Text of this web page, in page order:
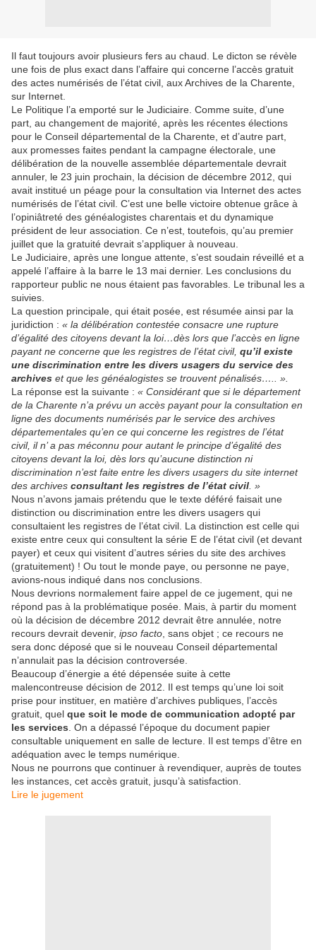
Il faut toujours avoir plusieurs fers au chaud. Le dicton se révèle
une fois de plus exact dans l’affaire qui concerne l’accès gratuit
des actes numérisés de l’état civil, aux Archives de la Charente,
sur Internet.
Le Politique l’a emporté sur le Judiciaire. Comme suite, d’une
part, au changement de majorité, après les récentes élections
pour le Conseil départemental de la Charente, et d’autre part,
aux promesses faites pendant la campagne électorale, une
délibération de la nouvelle assemblée départementale devrait
annuler, le 23 juin prochain, la décision de décembre 2012, qui
avait institué un péage pour la consultation via Internet des actes
numérisés de l’état civil. C’est une belle victoire obtenue grâce à
l’opiniâtreté des généalogistes charentais et du dynamique
président de leur association. Ce n’est, toutefois, qu’au premier
juillet que la gratuité devrait s’appliquer à nouveau.
Le Judiciaire, après une longue attente, s’est soudain réveillé et a
appelé l’affaire à la barre le 13 mai dernier. Les conclusions du
rapporteur public ne nous étaient pas favorables. Le tribunal les a
suivies.
La question principale, qui était posée, est résumée ainsi par la
juridiction : « la délibération contestée consacre une rupture
d’égalité des citoyens devant la loi…dès lors que l’accès en ligne
payant ne concerne que les registres de l’état civil, qu’il existe
une discrimination entre les divers usagers du service des
archives et que les généalogistes se trouvent pénalisés….. ».
La réponse est la suivante : « Considérant que si le département
de la Charente n’a prévu un accès payant pour la consultation en
ligne des documents numérisés par le service des archives
départementales qu’en ce qui concerne les registres de l’état
civil, il n’ a pas méconnu pour autant le principe d’égalité des
citoyens devant la loi, dès lors qu’aucune distinction ni
discrimination n’est faite entre les divers usagers du site internet
des archives consultant les registres de l’état civil . »
Nous n’avons jamais prétendu que le texte déféré faisait une
distinction ou discrimination entre les divers usagers qui
consultaient les registres de l’état civil. La distinction est celle qui
existe entre ceux qui consultent la série E de l’état civil (et devant
payer) et ceux qui visitent d’autres séries du site des archives
(gratuitement) ! Ou tout le monde paye, ou personne ne paye,
avions-nous indiqué dans nos conclusions.
Nous devrions normalement faire appel de ce jugement, qui ne
répond pas à la problématique posée. Mais, à partir du moment
où la décision de décembre 2012 devrait être annulée, notre
recours devrait devenir, ipso facto , sans objet ; ce recours ne
sera donc déposé que si le nouveau Conseil départemental
n’annulait pas la décision controversée.
Beaucoup d’énergie a été dépensée suite à cette
malencontreuse décision de 2012. Il est temps qu’une loi soit
prise pour instituer, en matière d’archives publiques, l’accès
gratuit, quel que soit le mode de communication adopté par
les services . On a dépassé l’époque du document papier
consultable uniquement en salle de lecture. Il est temps d’être en
adéquation avec le temps numérique.
Nous ne pourrons que continuer à revendiquer, auprès de toutes
les instances, cet accès gratuit, jusqu’à satisfaction.
Lire le jugement